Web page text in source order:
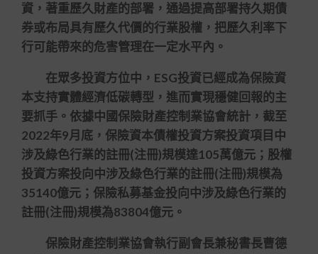
資，著重歷久財產的部署，通過提高部署持久期債
券或布局具有歷久代價的行業股權，把歷久利率下
行可能帶來的危害管理在一定水平內。
在眾多投資方位中，ESG投資已經成為保險資
本支持實體經濟低碳轉型，進而實現穩健回報的主
要抓手。依據中國保險財產控制業協會統計，截至
2022年9月底，保險資本債權投資方案投資項目中
涉及綠色行業的註冊(注冊)規模達105萬億元；股權
投資方案投向中涉及綠色行業的註冊(注冊)規模為
35140億元；保險私募基金投向中涉及綠色行業的
註冊(注冊)規模為83804億元。
保險財產控制業協會執行副會長兼秘書長曹德